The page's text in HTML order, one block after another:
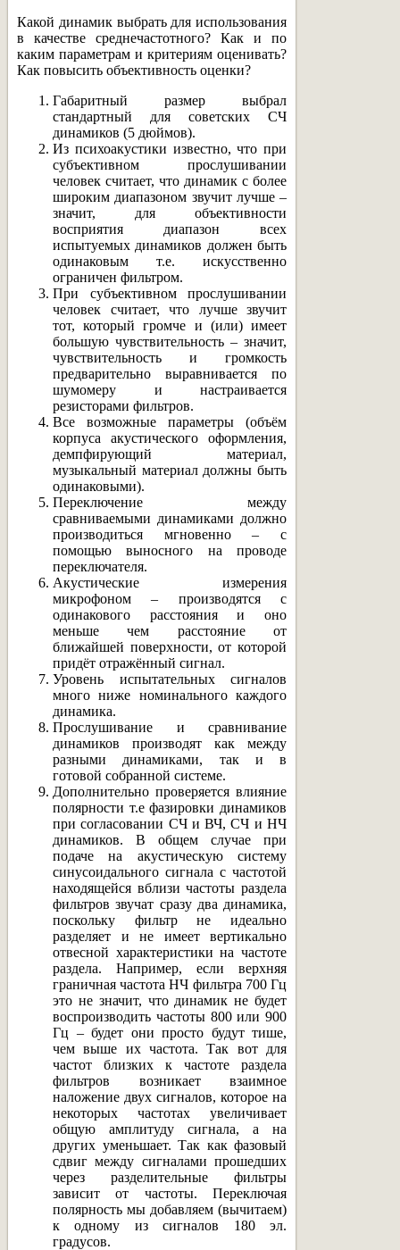
Какой динамик выбрать для использования
в качестве среднечастотного? Как и по
каким параметрам и критериям оценивать?
Как повысить объективность оценки?
Габаритный размер выбрал
стандартный для советских СЧ
динамиков (5 дюймов).
Из психоакустики известно, что при
субъективном прослушивании
человек считает, что динамик с более
широким диапазоном звучит лучше –
значит, для объективности
восприятия диапазон всех
испытуемых динамиков должен быть
одинаковым т.е. искусственно
ограничен фильтром.
При субъективном прослушивании
человек считает, что лучше звучит
тот, который громче и (или) имеет
большую чувствительность – значит,
чувствительность и громкость
предварительно выравнивается по
шумомеру и настраивается
резисторами фильтров.
Все возможные параметры (объём
корпуса акустического оформления,
демпфирующий материал,
музыкальный материал должны быть
одинаковыми).
Переключение между
сравниваемыми динамиками должно
производиться мгновенно – с
помощью выносного на проводе
переключателя.
Акустические измерения
микрофоном – производятся с
одинакового расстояния и оно
меньше чем расстояние от
ближайшей поверхности, от которой
придёт отражённый сигнал.
Уровень испытательных сигналов
много ниже номинального каждого
динамика.
Прослушивание и сравнивание
динамиков производят как между
разными динамиками, так и в
готовой собранной системе.
Дополнительно проверяется влияние
полярности т.е фазировки динамиков
при согласовании СЧ и ВЧ, СЧ и НЧ
динамиков. В общем случае при
подаче на акустическую систему
синусоидального сигнала с частотой
находящейся вблизи частоты раздела
фильтров звучат сразу два динамика,
поскольку фильтр не идеально
разделяет и не имеет вертикально
отвесной характеристики на частоте
раздела. Например, если верхняя
граничная частота НЧ фильтра 700 Гц
это не значит, что динамик не будет
воспроизводить частоты 800 или 900
Гц – будет они просто будут тише,
чем выше их частота. Так вот для
частот близких к частоте раздела
фильтров возникает взаимное
наложение двух сигналов, которое на
некоторых частотах увеличивает
общую амплитуду сигнала, а на
других уменьшает. Так как фазовый
сдвиг между сигналами прошедших
через разделительные фильтры
зависит от частоты. Переключая
полярность мы добавляем (вычитаем)
к одному из сигналов 180 эл.
градусов.